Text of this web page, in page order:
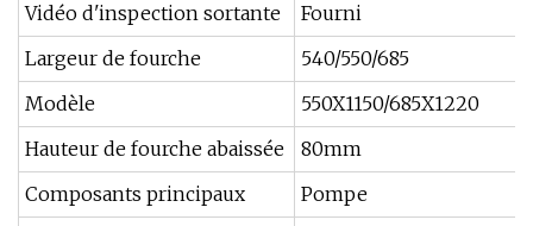
Vidéo d'inspection sortante
Fourni
Largeur de fourche
540/550/685
Modèle
550X1150/685X1220
Hauteur de fourche abaissée
80mm
Composants principaux
Pompe